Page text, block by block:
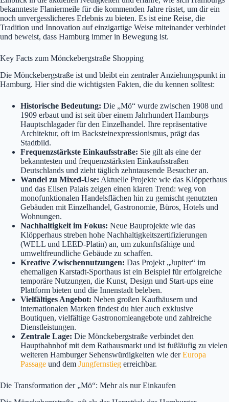
bekannteste Flaniermeile für die kommenden Jahre rüstet, um dir ein
noch unvergesslicheres Erlebnis zu bieten. Es ist eine Reise, die
Tradition und Innovation auf einzigartige Weise miteinander verbindet
und beweist, dass Hamburg immer in Bewegung ist.
Key Facts zum Mönckebergstraße Shopping
Die Mönckebergstraße ist und bleibt ein zentraler Anziehungspunkt in
Hamburg. Hier sind die wichtigsten Fakten, die du kennen solltest:
Historische Bedeutung: Die „Mö“ wurde zwischen 1908 und
1909 erbaut und ist seit über einem Jahrhundert Hamburgs
Hauptschlagader für den Einzelhandel. Ihre repräsentative
Architektur, oft im Backsteinexpressionismus, prägt das
Stadtbild.
Frequenzstärkste Einkaufsstraße: Sie gilt als eine der
bekanntesten und frequenzstärksten Einkaufsstraßen
Deutschlands und zieht täglich zehntausende Besucher an.
Wandel zu Mixed-Use: Aktuelle Projekte wie das Klöpperhaus
und das Elisen Palais zeigen einen klaren Trend: weg von
monofunktionalen Handelsflächen hin zu gemischt genutzten
Gebäuden mit Einzelhandel, Gastronomie, Büros, Hotels und
Wohnungen.
Nachhaltigkeit im Fokus: Neue Bauprojekte wie das
Klöpperhaus streben hohe Nachhaltigkeitszertifizierungen
(WELL und LEED-Platin) an, um zukunftsfähige und
umweltfreundliche Gebäude zu schaffen.
Kreative Zwischennutzungen: Das Projekt „Jupiter“ im
ehemaligen Karstadt-Sporthaus ist ein Beispiel für erfolgreiche
temporäre Nutzungen, die Kunst, Design und Start-ups eine
Plattform bieten und die Innenstadt beleben.
Vielfältiges Angebot: Neben großen Kaufhäusern und
internationalen Marken findest du hier auch exklusive
Boutiquen, vielfältige Gastronomieangebote und zahlreiche
Dienstleistungen.
Zentrale Lage: Die Mönckebergstraße verbindet den
Hauptbahnhof mit dem Rathausmarkt und ist fußläufig zu vielen
weiteren Hamburger Sehenswürdigkeiten wie derEuropa
Passage und dem Jungfernstieg erreichbar.
Die Transformation der „Mö“: Mehr als nur Einkaufen